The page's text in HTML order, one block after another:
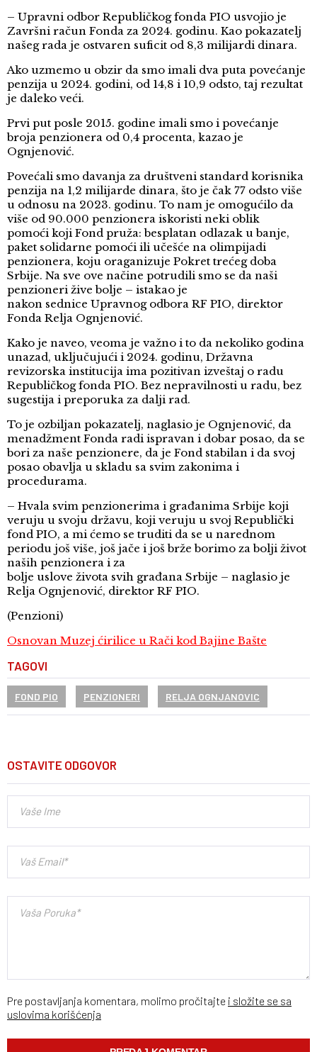
– Upravni odbor Republičkog fonda PIO usvojio je
Završni račun Fonda za 2024. godinu. Kao pokazatelj
našeg rada je ostvaren suficit od 8,3 milijardi dinara.
Ako uzmemo u obzir da smo imali dva puta povećanje
penzija u 2024. godini, od 14,8 i 10,9 odsto, taj rezultat
je daleko veći.
Prvi put posle 2015. godine imali smo i povećanje
broja penzionera od 0,4 procenta, kazao je
Ognjenović.
Povećali smo davanja za društveni standard korisnika
penzija na 1,2 milijarde dinara, što je čak 77 odsto više
u odnosu na 2023. godinu. To nam je omogućilo da
više od 90.000 penzionera iskoristi neki oblik
pomoći koji Fond pruža: besplatan odlazak u banje,
paket solidarne pomoći ili učešće na olimpijadi
penzionera, koju oraganizuje Pokret trećeg doba
Srbije. Na sve ove načine potrudili smo se da naši
penzioneri žive bolje – istakao je
nakon sednice Upravnog odbora RF PIO, direktor
Fonda Relja Ognjenović.
Kako je naveo, veoma je važno i to da nekoliko godina
unazad, uključujući i 2024. godinu, Državna
revizorska institucija ima pozitivan izveštaj o radu
Republičkog fonda PIO. Bez nepravilnosti u radu, bez
sugestija i preporuka za dalji rad.
To je ozbiljan pokazatelj, naglasio je Ognjenović, da
menadžment Fonda radi ispravan i dobar posao, da se
bori za naše penzionere, da je Fond stabilan i da svoj
posao obavlja u skladu sa svim zakonima i
procedurama.
– Hvala svim penzionerima i građanima Srbije koji
veruju u svoju državu, koji veruju u svoj Republički
fond PIO, a mi ćemo se truditi da se u narednom
periodu još više, još jače i još brže borimo za bolji život
naših penzionera i za
bolje uslove života svih građana Srbije – naglasio je
Relja Ognjenović, direktor RF PIO.
(Penzioni)
Osnovan Muzej ćirilice u Rači kod Bajine Bašte
TAGOVI
FOND PIO PENZIONERI RELJA OGNJANOVIC
OSTAVITE ODGOVOR
Pre postavljanja komentara, molimo pročitajte i složite se sa
uslovima korišćenja